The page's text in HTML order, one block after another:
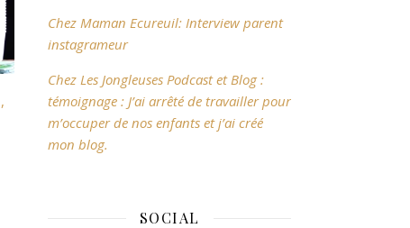
,
Chez Maman Ecureuil: Interview parent
instagrameur
Chez Les Jongleuses Podcast et Blog :
témoignage : J’ai arrêté de travailler pour
m’occuper de nos enfants et j’ai créé
mon blog.
SOCIAL